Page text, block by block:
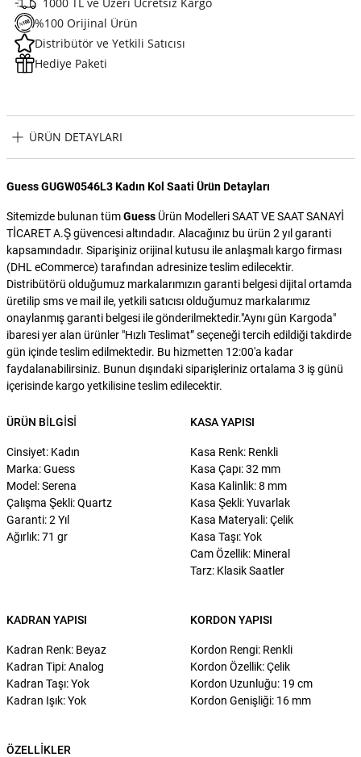
%100 Orijinal Ürün
Distribütör ve Yetkili Satıcısı
Hediye Paketi
ÜRÜN DETAYLARI
Guess GUGW0546L3 Kadın Kol Saati Ürün Detayları
Sitemizde bulunan tümGuess Ürün Modelleri SAAT VE SAAT SANAYİ
TİCARET A.Ş güvencesi altındadır. Alacağınız bu ürün 2 yıl garanti
kapsamındadır. Siparişiniz orijinal kutusu ile anlaşmalı kargo firması
(DHL eCommerce) tarafından adresinize teslim edilecektir.
Distribütörü olduğumuz markalarımızın garanti belgesi dijital ortamda
üretilip sms ve mail ile, yetkili satıcısı olduğumuz markalarımız
onaylanmış garanti belgesi ile gönderilmektedir."Aynı gün Kargoda"
ibaresi yer alan ürünler "Hızlı Teslimat” seçeneği tercih edildiği takdirde
gün içinde teslim edilmektedir. Bu hizmetten 12:00'a kadar
faydalanabilirsiniz. Bunun dışındaki siparişleriniz ortalama 3 iş günü
içerisinde kargo yetkilisine teslim edilecektir.
ÜRÜN BILGISI
Cinsiyet: Kadın
Marka: Guess
Model: Serena
Çalışma Şekli: Quartz
Garanti: 2 Yıl
Ağırlık: 71 gr
KASA YAPISI
Kasa Renk: Renkli
Kasa Çapı: 32 mm
Kasa Kalinlik: 8 mm
Kasa Şekli: Yuvarlak
Kasa Materyali: Çelik
Kasa Taşı: Yok
Cam Özellik: Mineral
Tarz: Klasik Saatler
KADRAN YAPISI
Kadran Renk: Beyaz
Kadran Tipi: Analog
Kadran Taşı: Yok
Kadran Işık: Yok
KORDON YAPISI
Kordon Rengi: Renkli
Kordon Özellik: Çelik
Kordon Uzunluğu: 19 cm
Kordon Genişliği: 16 mm
ÖZELLIKLER